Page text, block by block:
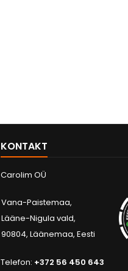
KONTAKT
Carolim OÜ
Vana-Paistemaa,
Lääne-Nigula vald,
90804, Läänemaa, Eesti
Telefon: +372 56 450 643